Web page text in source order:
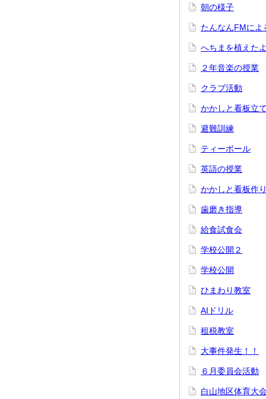
朝の様子
たんなんFMによ
へちまを植えたよ
２年音楽の授業
クラブ活動
かかしと看板立て
避難訓練
ティーボール
英語の授業
かかしと看板作り
歯磨き指導
給食試食会
学校公開２
学校公開
ひまわり教室
AIドリル
租税教室
大事件発生！！
６月委員会活動
白山地区体育大